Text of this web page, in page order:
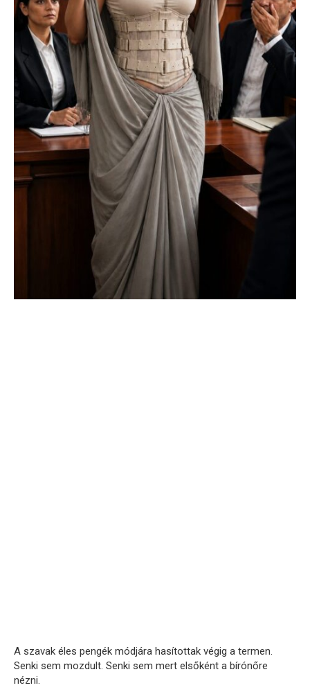
A szavak éles pengék módjára hasítottak végig a termen.
Senki sem mozdult. Senki sem mert elsőként a bírónőre
nézni.